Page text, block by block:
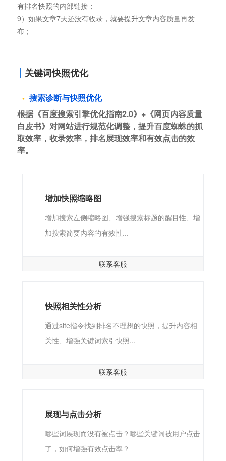
有排名快照的内部链接；
9）如果文章7天还没有收录，就要提升文章内容质量再发
布；
关键词快照优化
搜索诊断与快照优化
根据《百度搜索引擎优化指南2.0》+《网页内容质量
白皮书》对网站进行规范化调整，提升百度蜘蛛的抓
取效率，收录效率，排名展现效率和有效点击的效
率。
增加快照缩略图
增加搜索左侧缩略图、增强搜索标题的醒目性、增
加搜索简要内容的有效性...
联系客服
快照相关性分析
通过site指令找到排名不理想的快照，提升内容相
关性、增强关键词索引快照...
联系客服
展现与点击分析
哪些词展现而没有被点击？哪些关键词被用户点击
了，如何增强有效点击率？